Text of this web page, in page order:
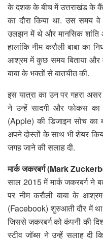
के दशक के बीच में उत्तराखंड के
का दौरा किया था. उस
उलझन में थे और मानसिक शांति
हालांकि नीम करौली बाबा का
आश्रम में कुछ समय बिताया और
बाबा के भक्तों से बातचीत की.
इस यात्रा का उन पर गहरा
ने उन्हें सादगी और फोकस
(Apple) की डिजाइन सोच का
अपने दोस्तों के साथ भी शेयर
जगह जाने की सलाह दी.
मार्क जकरबर्ग (Mark
साल 2015 में मार्क जकरबर्ग ने
पर नीम करौली बाबा के
(Facebook) शुरुआती दौर में
जिससे जकरबर्ग को कंपनी की
स्टीव जॉब्स ने उन्हें सलाह दी